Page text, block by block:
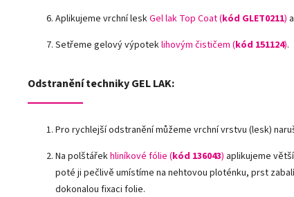
Aplikujeme vrchní leskGel lak Top Coat (kód GLET0211)
Setřeme gelový výpoteklihovým čističem (kód 151124).
Odstranění techniky GEL LAK:
Pro rychlejší odstranění můžeme vrchní vrstvu (lesk)
Na polštářekhliníkové fólie (kód 136043) aplikujeme
poté ji pečlivě umístíme na nehtovou ploténku, prst
dokonalou fixaci folie.